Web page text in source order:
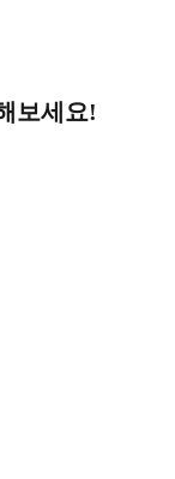
보세요!